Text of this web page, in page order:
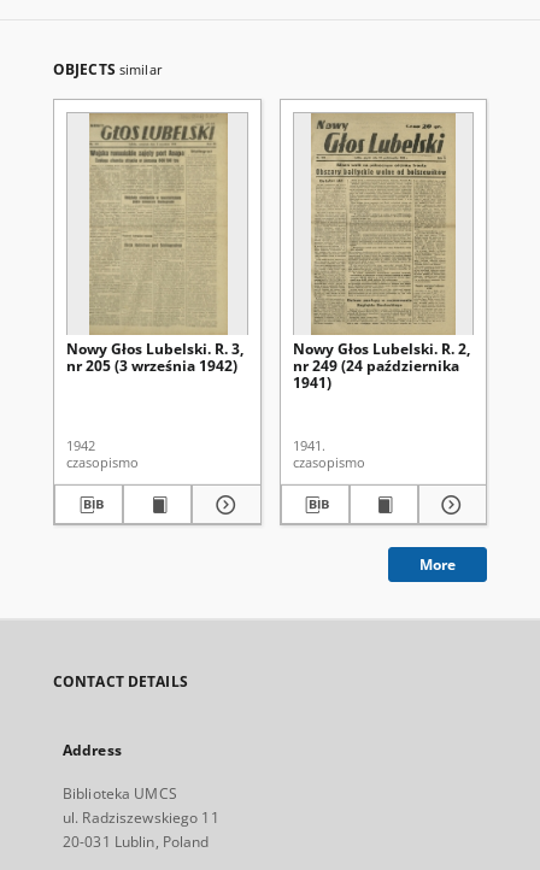
OBJECTS similar
Nowy Głos Lubelski. R. 3,
nr 205 (3 września 1942)
1942
czasopismo
Nowy Głos Lubelski. R. 2,
nr 249 (24 października
1941)
1941.
czasopismo
More
CONTACT DETAILS
Address
Biblioteka UMCS
ul. Radziszewskiego 11
20-031 Lublin, Poland